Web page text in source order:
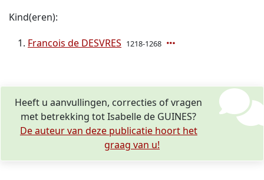
Kind(eren):
Francois de DESVRES 1218-1268
Heeft u aanvullingen, correcties of vragen
met betrekking tot Isabelle de GUINES?
De auteur van deze publicatie hoort het
graag van u!